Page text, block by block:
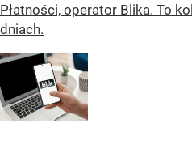
Płatności, operator Blika. To
dniach.